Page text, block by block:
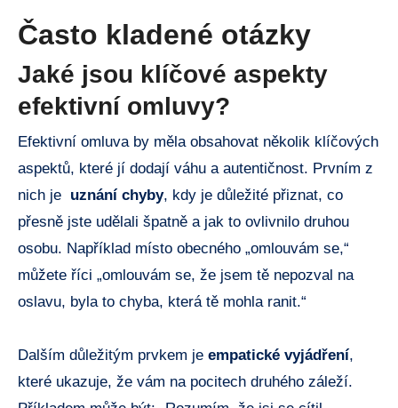
Často‍ kladené otázky
Jaké jsou klíčové aspekty
efektivní⁤ omluvy?
Efektivní omluva by měla ⁣obsahovat několik⁣ klíčových
aspektů, které jí ‌dodají váhu a autentičnost.⁢ Prvním z
nich⁣ je ​ uznání ​chyby, ⁢kdy ​je důležité přiznat, ‌co
‌přesně jste udělali špatně a jak to ovlivnilo druhou
⁤osobu. Například ⁤místo obecného „omlouvám se,“
můžete⁢ říci „omlouvám⁣ se,⁣ že jsem tě ‍nepozval na
oslavu, byla⁢ to chyba,‌ která tě mohla⁤ ranit.“
Dalším důležitým prvkem​ je empatické⁣ vyjádření,
které​ ukazuje, že ‍vám na pocitech druhého záleží.